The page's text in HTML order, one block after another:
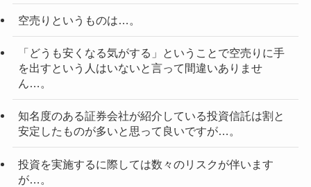
空売りというものは…。
「どうも安くなる気がする」ということで空売りに手
を出すという人はいないと言って間違いありませ
ん…。
知名度のある証券会社が紹介している投資信託は割と
安定したものが多いと思って良いですが…。
投資を実施するに際しては数々のリスクが伴います
が…。